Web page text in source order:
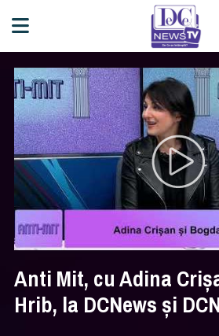
Anti Mit, cu Adina
Hrib, la DCNews și